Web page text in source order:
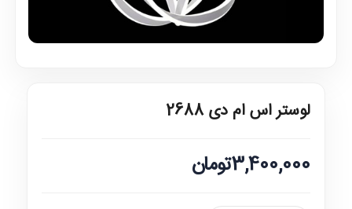
لوستر اس ام دی 2688
3,400,000تومان